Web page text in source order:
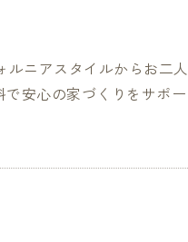
ルニアスタイルからお二
安心の家づくりをサポ